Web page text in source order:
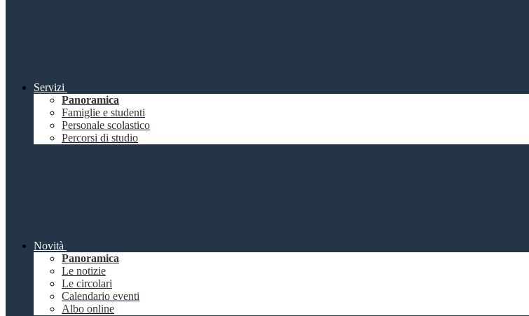
Servizi
Panoramica
Famiglie e studenti
Personale scolastico
Percorsi di studio
Novità
Panoramica
Le notizie
Le circolari
Calendario eventi
Albo online